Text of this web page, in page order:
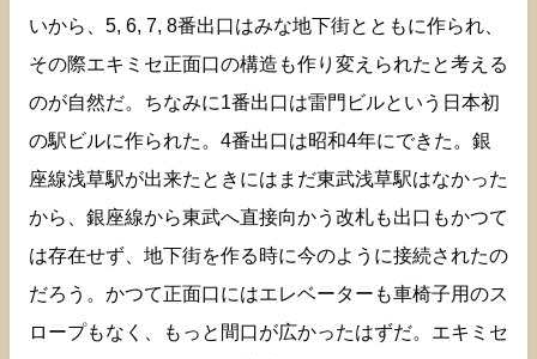
いから、5, 6, 7, 8番出口はみな地下街とともに作られ、
その際エキミセ正面口の構造も作り変えられたと考える
のが自然だ。ちなみに1番出口は雷門ビルという日本初
の駅ビルに作られた。4番出口は昭和4年にできた。銀
座線浅草駅が出来たときにはまだ東武浅草駅はなかった
から、銀座線から東武へ直接向かう改札も出口もかつて
は存在せず、地下街を作る時に今のように接続されたの
だろう。かつて正面口にはエレベーターも車椅子用のス
ロープもなく、もっと間口が広かったはずだ。エキミセ